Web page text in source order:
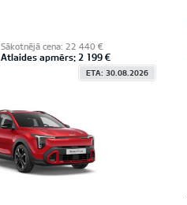
Sākotnējā cena: 22 440 €
Atlaides apmērs: 2 199 €
ETA: 30.08.2026